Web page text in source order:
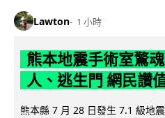
Lawton 1 小時
熊本地震手術室驚
人、逃生門 網民讚
熊本縣 7 月 28 日發生 7.1 級地